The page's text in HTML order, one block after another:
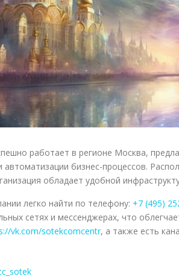
работает в регионе Москва,
бизнес-процессов.
обладает удобной
легко найти по телефону: +7 (495)
сетях и мессенджерах, что
vk.com/sotekcomcentr, а также есть